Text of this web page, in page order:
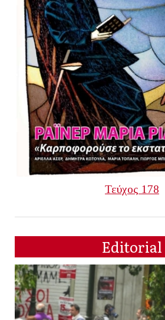
Τεύχος 178
Editorial